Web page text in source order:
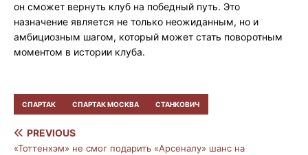
он сможет вернуть клуб на победный путь. Это
назначение является не только неожиданным, но и
амбициозным шагом, который может стать поворотным
моментом в истории клуба.
СПАРТАК СПАРТАК МОСКВА СТАНКОВИЧ
PREVIOUS
«Тоттенхэм» не смог подарить «Арсеналу» шанс на